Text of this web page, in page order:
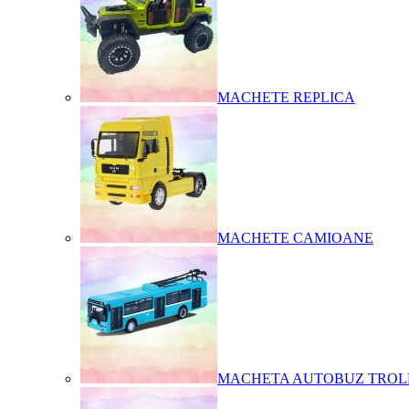
MACHETE REPLICA
MACHETE CAMIOANE
MACHETA AUTOBUZ